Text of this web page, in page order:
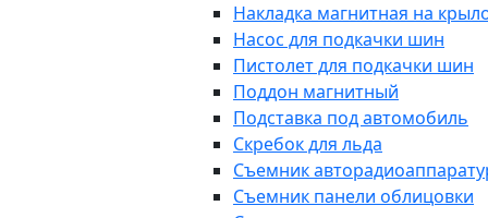
Накладка магнитная на
Насос для подкачки шин
Пистолет для подкачки шин
Поддон магнитный
Подставка под автомобиль
Скребок для льда
Съемник
Съемник панели облицовки